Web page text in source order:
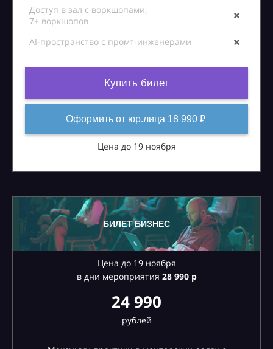
Доступ в зал с воркшопами,
7+ воркшопов
AI-пространство с промт-инженерами
Купить билет
Оформить от юр.лица 18 990 ₽
Цена до 19 ноября
БИЛЕТ БИЗНЕС
Цена до 19 ноября
в дни мероприятия 28990 р
24 990
рублей